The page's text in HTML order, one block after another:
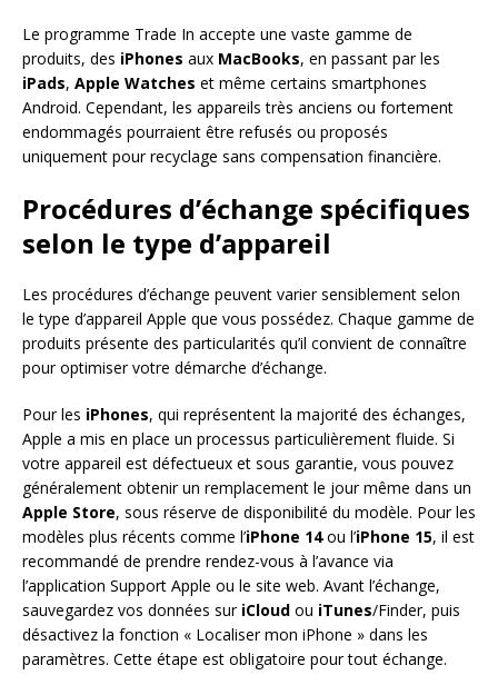
Le programme Trade In accepte une vaste gamme de
produits, des iPhones aux MacBooks, en passant par les
iPads, Apple Watches et même certains smartphones
Android. Cependant, les appareils très anciens ou fortement
endommagés pourraient être refusés ou proposés
uniquement pour recyclage sans compensation financière.
Procédures d’échange spécifiques
selon le type d’appareil
Les procédures d’échange peuvent varier sensiblement selon
le type d’appareil Apple que vous possédez. Chaque gamme de
produits présente des particularités qu’il convient de connaître
pour optimiser votre démarche d’échange.
Pour les iPhones, qui représentent la majorité des échanges,
Apple a mis en place un processus particulièrement fluide. Si
votre appareil est défectueux et sous garantie, vous pouvez
généralement obtenir un remplacement le jour même dans un
Apple Store, sous réserve de disponibilité du modèle. Pour les
modèles plus récents comme l’iPhone 14ou l’iPhone 15, il est
recommandé de prendre rendez-vous à l’avance via
l’application Support Apple ou le site web. Avant l’échange,
sauvegardez vos données sur iCloud ou iTunes/Finder, puis
désactivez la fonction « Localiser mon iPhone » dans les
paramètres. Cette étape est obligatoire pour tout échange.